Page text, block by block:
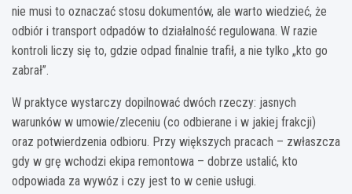
nie musi to oznaczać stosu dokumentów, ale warto wiedzieć, że
odbiór i transport odpadów to działalność regulowana. W razie
kontroli liczy się to, gdzie odpad finalnie trafił, a nie tylko „kto go
zabrał”.
W praktyce wystarczy dopilnować dwóch rzeczy: jasnych
warunków w umowie/zleceniu (co odbierane i w jakiej frakcji)
oraz potwierdzenia odbioru. Przy większych pracach – zwłaszcza
gdy w grę wchodzi ekipa remontowa – dobrze ustalić, kto
odpowiada za wywóz i czy jest to w cenie usługi.